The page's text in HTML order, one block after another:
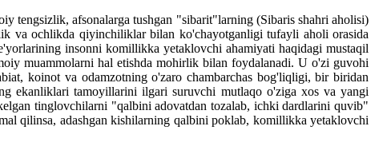
tengsizlik, afsonalarga tushgan "sibarit"larning (Sibaris shahri aholisi)
va ochlikda qiyinchiliklar bilan ko'chayotganligi tufayli aholi orasida
insonni komillikka yetaklovchi ahamiyati haqidagi mustaqil
muammolarni hal etishda mohirlik bilan foydalanadi. U o'zi guvohi
koinot va odamzotning o'zaro chambarchas bog'liqligi, bir biridan
ekanliklari tamoyillarini ilgari suruvchi mutlaqo o'ziga xos va yangi
tinglovchilarni "qalbini adovatdan tozalab, ichki dardlarini quvib"
qilinsa, adashgan kishilarning qalbini poklab, komillikka yetaklovchi